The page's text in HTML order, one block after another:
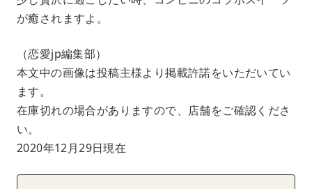
が癒されますよ。
（恋愛jp編集部）
本文中の画像は投稿主様より掲載許諾をいただいてい
ます。
在庫切れの場合がありますので、店舗をご確認くださ
い。
2020年12月29日現在